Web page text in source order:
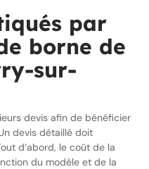
par
borne de
sur-
devis afin de bénéficier
devis détaillé doit
d’abord, le coût de la
du modèle et de la